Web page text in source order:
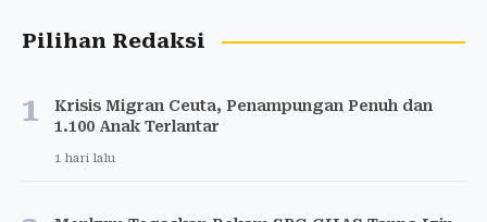
Pilihan Redaksi
1
Krisis Migran Ceuta, Penampungan Penuh dan
1.100 Anak Terlantar
1 hari lalu